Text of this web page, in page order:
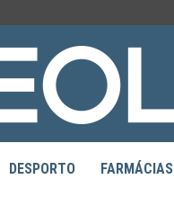
DESPORTO FARMÁCIAS